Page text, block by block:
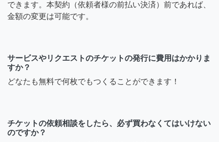
できます。本契約（依頼者様の前払い決済）前であれば、
金額の変更は可能です。
サービスやリクエストのチケットの発行に費用はかかりま
すか？
どなたも無料で何枚でもつくることができます！
チケットの依頼相談をしたら、必ず買わなくてはいけない
のですか？